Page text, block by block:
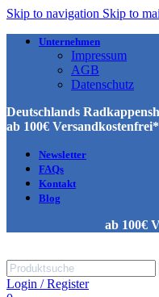
Skip to navigation Skip to
Unternehmen
Impressum
AGB
Datenschutz
Deutschlands
ab 100€ Versandkostenfrei*
Newsletter
FAQs
Kontakt
Blog
ab 100€
Login / Register